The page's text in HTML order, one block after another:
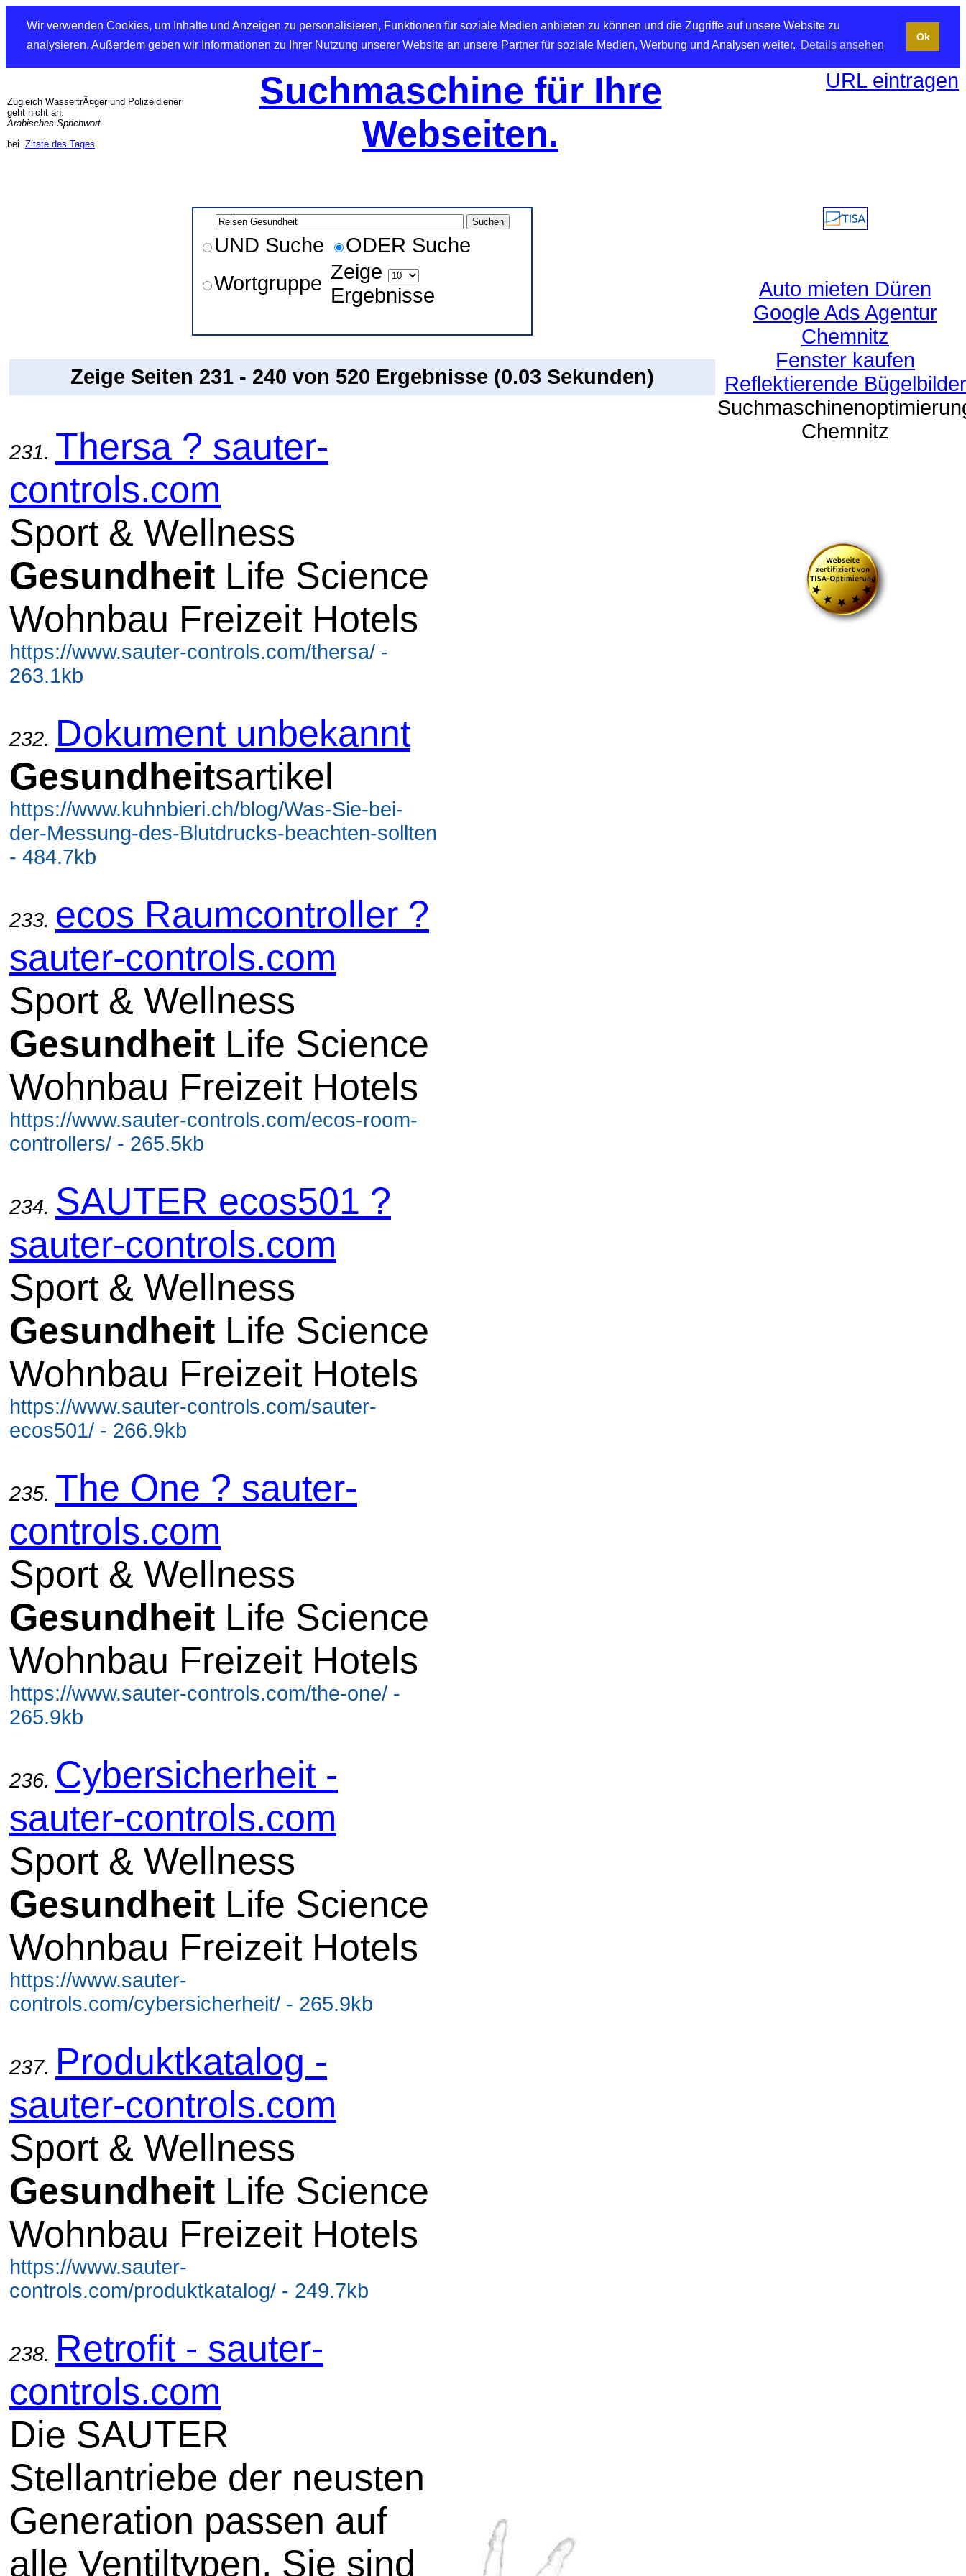
Wir verwenden Cookies, um Inhalte und Anzeigen zu personalisieren, Funktionen für soziale Medien anbieten zu können und die Zugriffe auf unsere Website zu
analysieren. Außerdem geben wir Informationen zu Ihrer Nutzung unserer Website an unsere Partner für soziale Medien, Werbung und Analysen weiter. Details ansehen
Ok
Zugleich WassertrÃ¤ger und Polizeidiener
geht nicht an.
Arabisches Sprichwort
bei Zitate des Tages
Suchmaschine für Ihre
Webseiten.
URL eintragen
UND Suche
ODER Suche
Wortgruppe Zeige
Ergebnisse
Zeige Seiten 231 - 240 von 520 Ergebnisse (0.03 Sekunden)
231. Thersa ? sauter-
controls.com
Sport & Wellness
Gesundheit Life Science
Wohnbau Freizeit Hotels
https://www.sauter-controls.com/thersa/ -
263.1kb
232. Dokument unbekannt
Gesundheitsartikel
https://www.kuhnbieri.ch/blog/Was-Sie-bei-
der-Messung-des-Blutdrucks-beachten-sollten
- 484.7kb
233. ecos Raumcontroller ?
sauter-controls.com
Sport & Wellness
Gesundheit Life Science
Wohnbau Freizeit Hotels
https://www.sauter-controls.com/ecos-room-
controllers/ - 265.5kb
234. SAUTER ecos501 ?
sauter-controls.com
Sport & Wellness
Gesundheit Life Science
Wohnbau Freizeit Hotels
https://www.sauter-controls.com/sauter-
ecos501/ - 266.9kb
235. The One ? sauter-
controls.com
Sport & Wellness
Gesundheit Life Science
Wohnbau Freizeit Hotels
https://www.sauter-controls.com/the-one/ -
265.9kb
236. Cybersicherheit -
sauter-controls.com
Sport & Wellness
Gesundheit Life Science
Wohnbau Freizeit Hotels
https://www.sauter-
controls.com/cybersicherheit/ - 265.9kb
237. Produktkatalog -
sauter-controls.com
Sport & Wellness
Gesundheit Life Science
Wohnbau Freizeit Hotels
https://www.sauter-
controls.com/produktkatalog/ - 249.7kb
238. Retrofit - sauter-
controls.com
Die SAUTER
Stellantriebe der neusten
Generation passen auf
alle Ventiltypen. Sie sind
Auto mieten Düren
Google Ads Agentur
Chemnitz
Fenster kaufen
Reflektierende Bügelbilder
Chemnitz